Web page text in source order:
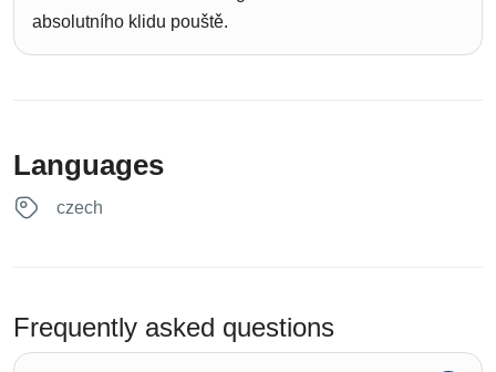
absolutního klidu pouště.
Languages
czech
Frequently asked questions